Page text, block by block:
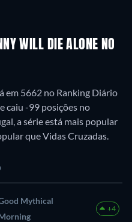
WILL DIE ALONE NO
em 5662 no Ranking Diário
caiu -99 posições no
a série está mais popular
que Vidas Cruzadas.
Mythical
+4